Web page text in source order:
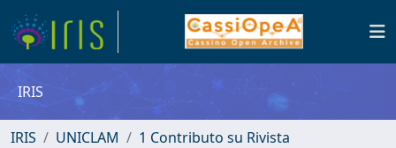
IRIS
IRIS UNICLAM
1 Contributo su Rivista